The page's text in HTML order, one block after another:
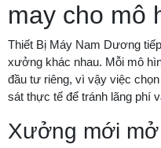
may cho mô
Thiết Bị Máy Nam Dương
xưởng khác nhau. Mỗi mô
đầu tư riêng, vì vậy việc
sát thực tế để tránh lãng phí
Xưởng mới mở